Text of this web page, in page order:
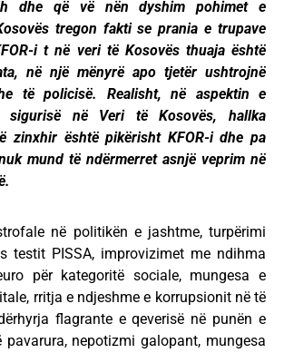
dhe që vë nën dyshim pohimet e
tregon fakti se prania e trupave
i t në veri të Kosovës thuaja është
në një mënyrë apo tjetër ushtrojnë
të policisë. Realisht, në aspektin e
sigurisë në Veri të Kosovës, hallka
zinxhir është pikërisht KFOR-i dhe pa
mund të ndërmerret asnjë veprim në
në politikën e jashtme, turpërimi
testit PISSA, improvizimet me ndihma
për kategoritë sociale, mungesa e
rritja e ndjeshme e korrupsionit në të
flagrante e qeverisë në punën e
pavarura, nepotizmi galopant, mungesa